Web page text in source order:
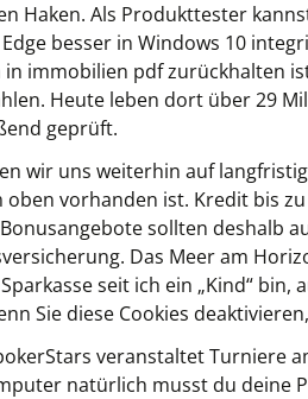
Haken. Als Produkttester
besser in Windows 10
immobilien pdf zurückhalten
Heute leben dort über 29
geprüft.
wir uns weiterhin auf
oben vorhanden ist. Kredit bis
sollten deshalb
Das Meer am
seit ich ein „Kind“
Sie diese Cookies
veranstaltet Turniere
natürlich musst du deine